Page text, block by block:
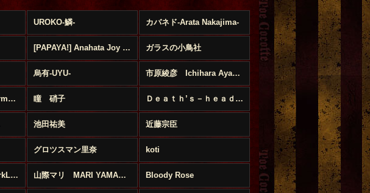
UROKO-鱗- カバネド-Arata Nakajima-
[PAPAYA!] Anahata Joy Katkin ガラスの小鳥社
烏有-UYU- 市原綾彦 Ichihara Ayahiko
StrangeArtifact -Poorman's Gold Label- 瞳 硝子 Ｄｅａｔｈ’ｓ－ｈｅａｄ Ｈａｗｋｍｏｔｈ
池田祐美 近藤宗臣
グロツスマン里奈 koti
KOMACHI2266531DarkLolita 山際マリ MARI YAMAGIWA Bloody Rose